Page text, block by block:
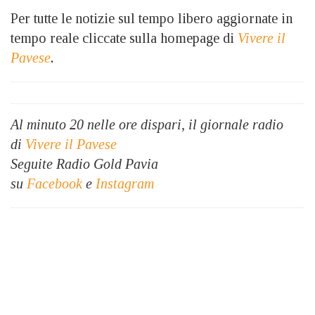
Per tutte le notizie sul tempo libero aggiornate in
tempo reale cliccate sulla homepage di Vivere il
Pavese.
Al minuto 20 nelle ore dispari, il giornale radio
di Vivere il Pavese
Seguite Radio Gold Pavia
su Facebook e Instagram